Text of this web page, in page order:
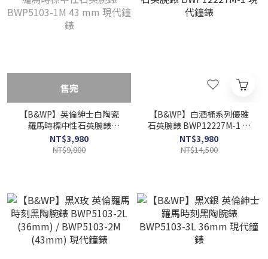
售完
【B&WP】英倫紳士白陶瓷
羅馬時標中性石英腕錶
BWP5103-1M 43 mm 現代
鐘錶
NT$3,980
NT$9,800
【B&WP】白酒桶系列優雅
石英腕錶 BWP12227M-1 現
代鐘錶
NT$3,980
NT$14,500